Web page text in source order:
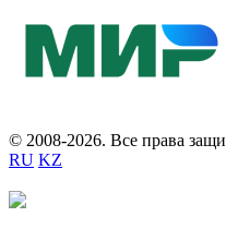
© 2008-2026. Все права
RU KZ